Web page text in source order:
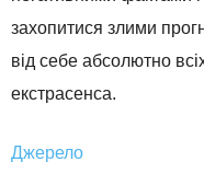
захопитися злими
від себе абсолютно
екстрасенса.
Джерело